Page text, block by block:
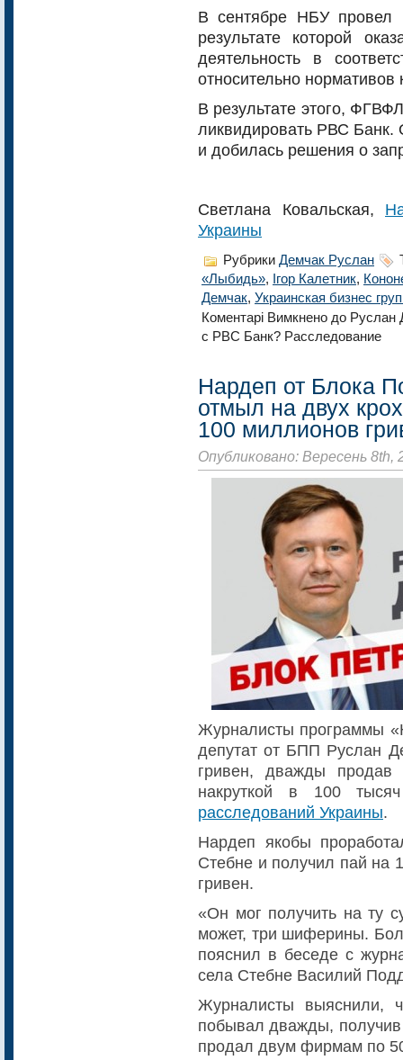
В сентябре НБУ провел
результате которой
деятельность в
относительно нормативов
В результате этого,
ликвидировать РВС Банк.
и добилась решения о
Светлана Ковальская,
Украины
Рубрики Демчак Руслан
«Лыбидь», Ігор Калетник,
Демчак, Украинская бизнес
Коментарі Вимкнено до Руслан
с РВС Банк? Расследование
Нардеп от Блока
отмыл на двух
100 миллионов
Опубликовано: Вересень 8th,
Журналисты программы
депутат от БПП Руслан
гривен, дважды
накруткой в 100
расследований Украины.
Нардеп якобы
Стебне и получил пай на
гривен.
«Он мог получить на ту
может, три шиферины.
пояснил в беседе с
села Стебне Василий
Журналисты выяснили,
побывал дважды,
продал двум фирмам по